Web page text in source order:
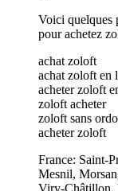
Voici quelques
pour achetez
achat zoloft
achat zoloft en
acheter zoloft
zoloft acheter
zoloft sans
acheter zoloft
France: Saint-
Mesnil,
Viry-Châtillon,